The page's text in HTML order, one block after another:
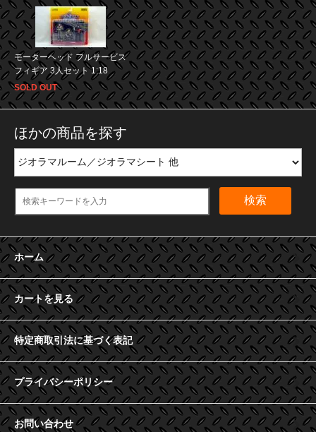
モーターヘッド フルサービス
フィギア 3人セット 1:18
SOLD OUT
ほかの商品を探す
検索
ホーム
カートを見る
特定商取引法に基づく表記
プライバシーポリシー
お問い合わせ